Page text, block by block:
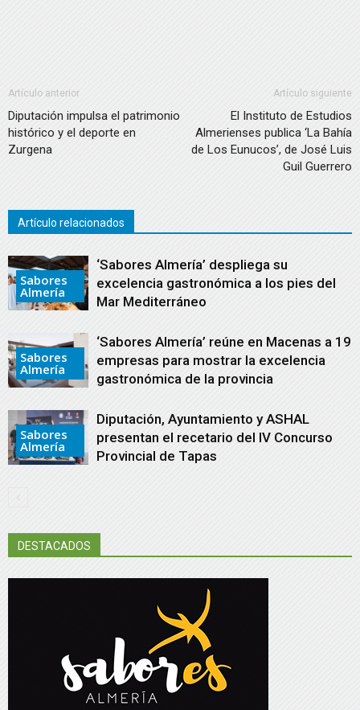
Artículo anterior
Diputación impulsa el patrimonio
histórico y el deporte en
Zurgena
Artículo siguiente
El Instituto de Estudios
Almerienses publica ‘La Bahía
de Los Eunucos’, de José Luis
Guil Guerrero
Artículo relacionados
Sabores
Almería
‘Sabores Almería’ despliega su
excelencia gastronómica a los pies del
Mar Mediterráneo
Sabores
Almería
‘Sabores Almería’ reúne en Macenas a 19
empresas para mostrar la excelencia
gastronómica de la provincia
Sabores
Almería
Diputación, Ayuntamiento y ASHAL
presentan el recetario del IV Concurso
Provincial de Tapas
DESTACADOS